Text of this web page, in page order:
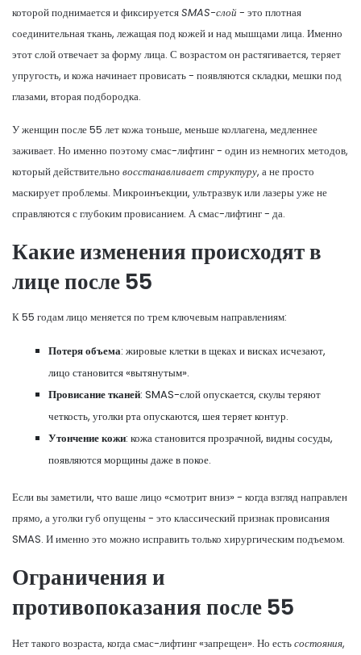
которой поднимается и фиксируетсяSMAS-слой- это плотная
соединительная ткань, лежащая под кожей и над мышцами лица. Именно
этот слой отвечает за форму лица. С возрастом он растягивается, теряет
упругость, и кожа начинает провисать - появляются складки, мешки под
глазами, вторая подбородка.
У женщин после 55 лет кожа тоньше, меньше коллагена, медленнее
заживает. Но именно поэтому смас-лифтинг - один из немногих методов,
который действительно восстанавливает структуру, а не просто
маскирует проблемы. Микроинъекции, ультразвук или лазеры уже не
справляются с глубоким провисанием. А смас-лифтинг - да.
Какие изменения происходят в
лице после 55
К 55 годам лицо меняется по трем ключевым направлениям:
Потеря объема: жировые клетки в щеках и висках исчезают,
лицо становится «вытянутым».
Провисание тканей: SMAS-слой опускается, скулы теряют
четкость, уголки рта опускаются, шея теряет контур.
Утончение кожи: кожа становится прозрачной, видны сосуды,
появляются морщины даже в покое.
Если вы заметили, что ваше лицо «смотрит вниз» - когда взгляд направлен
прямо, а уголки губ опущены - это классический признак провисания
SMAS. И именно это можно исправить только хирургическим подъемом.
Ограничения и
противопоказания после 55
Нет такого возраста, когда смас-лифтинг «запрещен». Но естьсостояния,